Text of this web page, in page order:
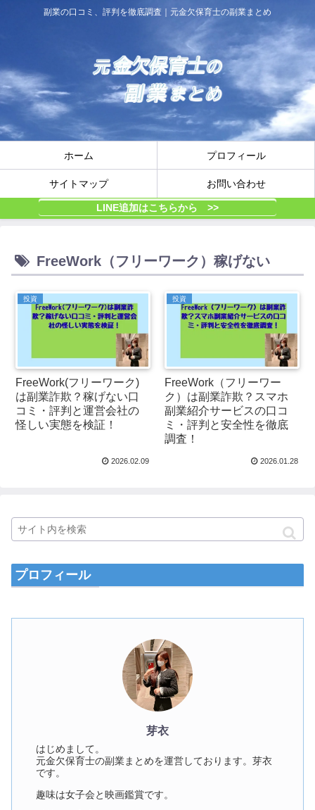
副業の口コミ、評判を徹底調査｜元金欠保育士の副業まとめ
ホーム プロフィール
サイトマップ お問い合わせ
LINE追加はこちらから >>
FreeWork（フリーワーク）稼げない
投資
FreeWork(フリーワーク)
は副業詐欺？稼げない口
コミ・評判と運営会社の
怪しい実態を検証！
2026.02.09
投資
FreeWork（フリーワー
ク）は副業詐欺？スマホ
副業紹介サービスの口コ
ミ・評判と安全性を徹底
調査！
2026.01.28
プロフィール
芽衣
はじめまして。
元金欠保育士の副業まとめを運営しております。芽衣
です。
趣味は女子会と映画鑑賞です。